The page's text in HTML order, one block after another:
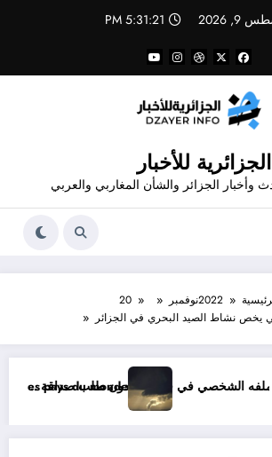
9, 2026
5:31:21 PM
الجزائرية للأخبار
وأخبار الجزائر والشأن المغاربي والعربي
2022نوفمبر
20
يخص نشاط الصيد البحري في الجزائر
صفحة شخص اغلق ملفه الشخصي في فيسبوك دون طلب صداقة
menace les pays du monde